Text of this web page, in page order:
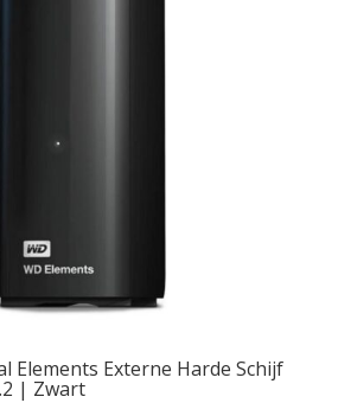
Elements Externe Harde Schijf
| Zwart